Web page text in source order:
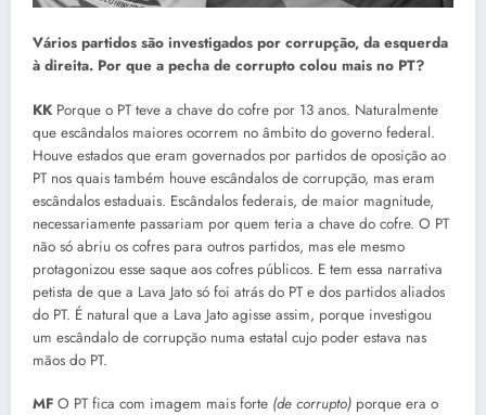
Vários partidos são investigados por corrupção, da esquerda
à direita. Por que a pecha de corrupto colou mais no PT?
KK Porque o PT teve a chave do cofre por 13 anos. Naturalmente
que escândalos maiores ocorrem no âmbito do governo federal.
Houve estados que eram governados por partidos de oposição ao
PT nos quais também houve escândalos de corrupção, mas eram
escândalos estaduais. Escândalos federais, de maior magnitude,
necessariamente passariam por quem teria a chave do cofre. O PT
não só abriu os cofres para outros partidos, mas ele mesmo
protagonizou esse saque aos cofres públicos. E tem essa narrativa
petista de que a Lava Jato só foi atrás do PT e dos partidos aliados
do PT. É natural que a Lava Jato agisse assim, porque investigou
um escândalo de corrupção numa estatal cujo poder estava nas
mãos do PT.
MF O PT fica com imagem mais forte (de corrupto) porque era o